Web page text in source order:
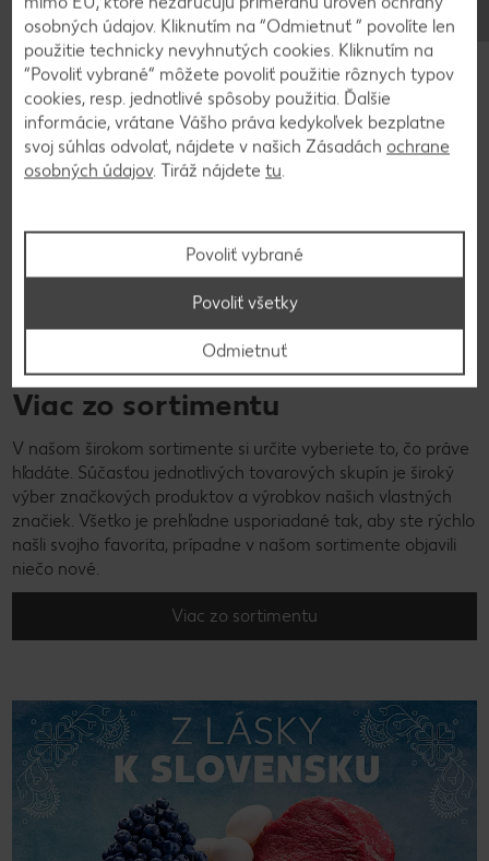
V Kauflande je všetko ozaj lacné!
Viac zo sortimentu
V našom širokom sortimente si určite vyberiete to, čo práve
hľadáte. Súčasťou jednotlivých tovarových skupín je široký
výber značkových produktov a výrobkov našich vlastných
značiek. Všetko je prehľadne usporiadané tak, aby ste rýchlo
našli svojho favorita, prípadne v našom sortimente objavili
niečo nové.
Viac zo sortimentu
osobných údajov. Kliknutím na “Odmietnuť ” povolíte len
použitie technicky nevyhnutých cookies. Kliknutím na
“Povoliť vybrané” môžete povoliť použitie rôznych typov
cookies, resp. jednotlivé spôsoby použitia. Ďalšie
informácie, vrátane Vášho práva kedykoľvek bezplatne
svoj súhlas odvolať, nájdete v našich Zásadách ochrane
osobných údajov. Tiráž nájdete tu.
Povoliť vybrané
Odmietnuť
Povoliť všetky